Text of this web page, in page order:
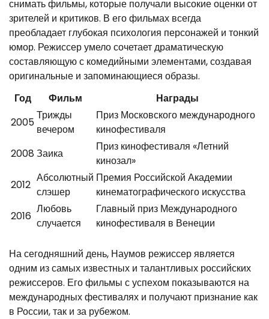
снимать фильмы, которые получали высокие оценки от
зрителей и критиков. В его фильмах всегда
преобладает глубокая психология персонажей и тонкий
юмор. Режиссер умело сочетает драматическую
составляющую с комедийными элементами, создавая
оригинальные и запоминающиеся образы.
Год
Фильм
Награды
2005
Трижды
вечером
Приз Московского международного
кинофестиваля
2008 Заика
Приз кинофестиваля «Летний
кинозал»
2012
Абсолютный
слэшер
Премия Российской Академии
кинематографического искусства
2016
Любовь
случается
Главный приз Международного
кинофестиваля в Венеции
На сегодняшний день, Наумов режиссер является
одним из самых известных и талантливых российских
режиссеров. Его фильмы с успехом показываются на
международных фестивалях и получают признание как
в России, так и за рубежом.